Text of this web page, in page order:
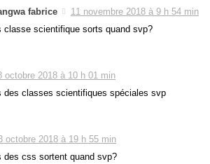
fabrice
11 novembre 2018 à 9 h 54 min
classe scientifique sorts quand svp?
octobre 2018 à 10 h 01 min
des classes scientifiques spéciales svp
octobre 2018 à 19 h 55 min
des css sortent quand svp?